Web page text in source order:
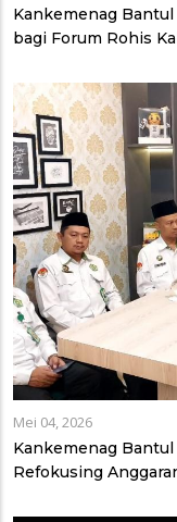
Kankemenag
bagi Forum Rohis
Mei 04, 2026
Kankemenag Bantul
Refokusing